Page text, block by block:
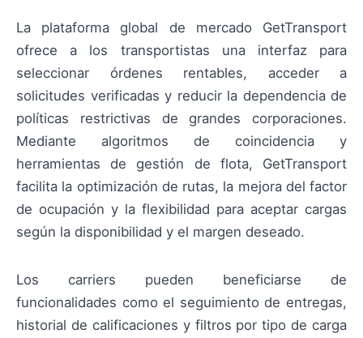
La plataforma global de mercado GetTransport
ofrece a los transportistas una interfaz para
seleccionar órdenes rentables, acceder a
solicitudes verificadas y reducir la dependencia de
políticas restrictivas de grandes corporaciones.
Mediante algoritmos de coincidencia y
herramientas de gestión de flota, GetTransport
facilita la optimización de rutas, la mejora del factor
de ocupación y la flexibilidad para aceptar cargas
según la disponibilidad y el margen deseado.
Los carriers pueden beneficiarse de
funcionalidades como el seguimiento de entregas,
historial de calificaciones y filtros por tipo de carga